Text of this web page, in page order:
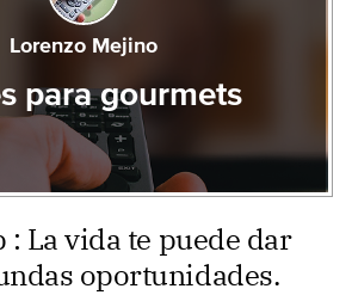
Lorenzo Mejino
para gourmets
: La vida te puede dar
oportunidades.